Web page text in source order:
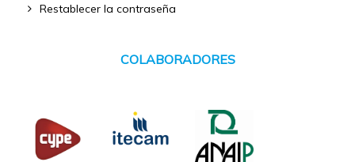
Restablecer la contraseña
COLABORADORES